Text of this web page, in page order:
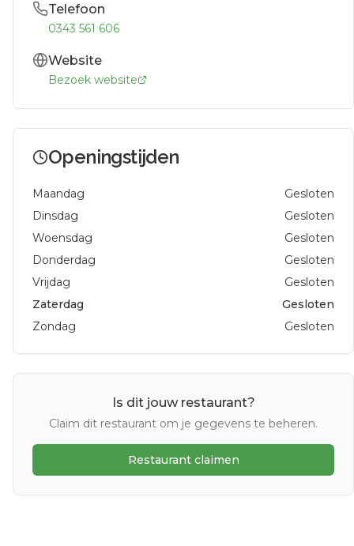
Telefoon
0343 561 606
Website
Bezoek website
Openingstijden
Maandag
Gesloten
Dinsdag
Gesloten
Woensdag
Gesloten
Donderdag
Gesloten
Vrijdag
Gesloten
Zaterdag
Gesloten
Zondag
Gesloten
Is dit jouw restaurant?
Claim dit restaurant om je gegevens te beheren.
Restaurant claimen